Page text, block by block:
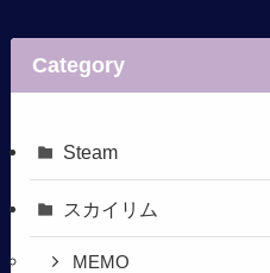
Category
Steam
スカイリム
MEMO